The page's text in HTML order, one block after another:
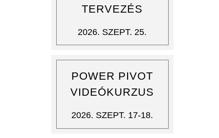
TERVEZÉS
2026. SZEPT. 25.
POWER PIVOT
VIDEÓKURZUS
2026. SZEPT. 17-18.